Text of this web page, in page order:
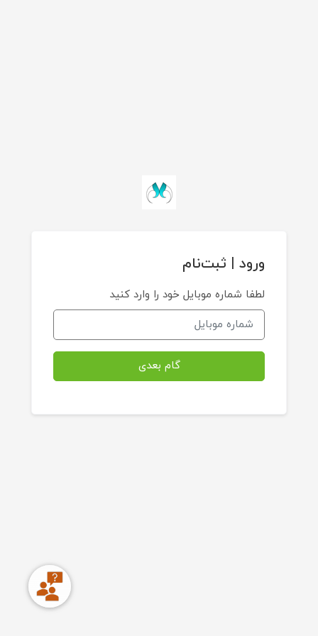
ورود | ثبت‌نام
لطفا شماره موبایل خود را وارد کنید
گام بعدی